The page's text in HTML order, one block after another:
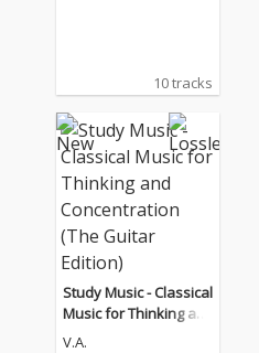
10 tracks
Study Music - Classical
Music for Thinking an
d Concentration (The
V.A.